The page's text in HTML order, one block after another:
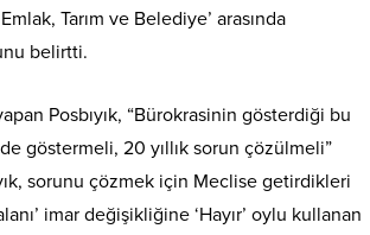
Tarım ve Belediye’ arasında
belirtti.
Posbıyık, “Bürokrasinin gösterdiği bu
göstermeli, 20 yıllık sorun çözülmeli”
sorunu çözmek için Meclise getirdikleri
imar değişikliğine ‘Hayır’ oylu kullanan